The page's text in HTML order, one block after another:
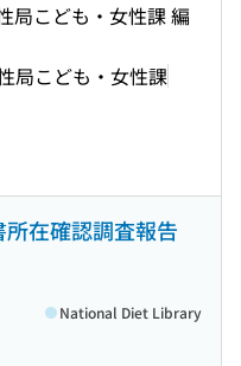
局こども・女性課 編
局こども・女性課
在確認調査報告
National Diet Library